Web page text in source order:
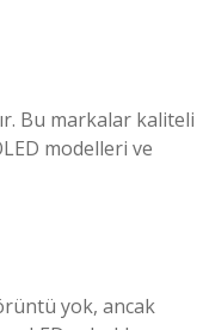
Bu markalar kaliteli
modelleri ve
yok, ancak